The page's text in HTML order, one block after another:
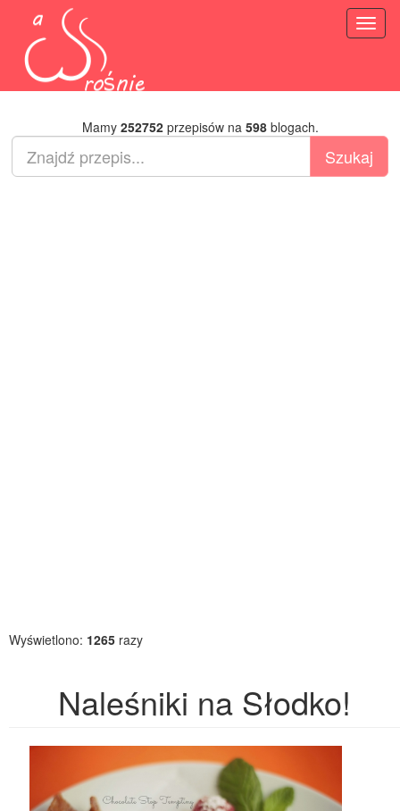
Mamy 252752przepisów na 598blogach.
Wyświetlono: 1265 razy
Naleśniki na Słodko!